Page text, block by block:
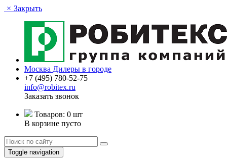
× Закрыть
Москва Дилеры в городе
+7 (495) 780-52-75
info@robitex.ru
Заказать звонок
Товаров: 0 шт
В корзине пусто
Toggle navigation